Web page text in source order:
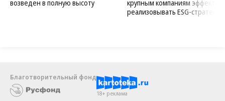
Бизнес-центр STONE Римская
В ДОМ.РФ рассказали, как
крупным компаниям
Благотворительный фонд